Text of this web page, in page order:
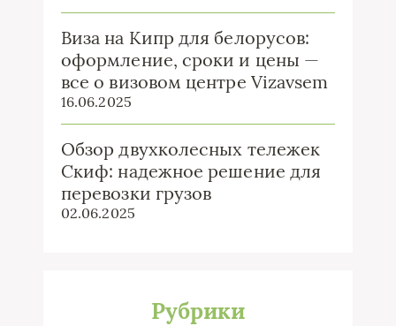
Виза на Кипр для белорусов:
оформление, сроки и цены —
все о визовом центре Vizavsem
16.06.2025
Обзор двухколесных тележек
Скиф: надежное решение для
перевозки грузов
02.06.2025
Рубрики